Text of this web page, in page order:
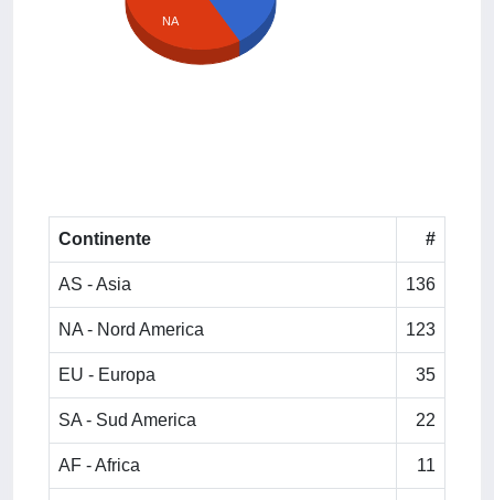
NA
Continente #
AS - Asia 136
NA - Nord America 123
EU - Europa 35
SA - Sud America 22
AF - Africa 11